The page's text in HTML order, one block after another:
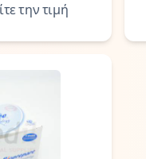
την τιμή